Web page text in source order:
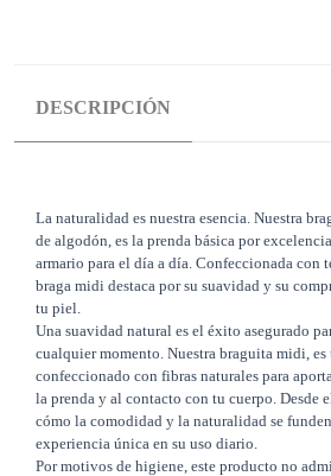
DESCRIPCIÓN
La naturalidad es nuestra esencia. Nuestra
de algodón, es la prenda básica por
armario para el día a día. Confeccionada con
braga midi destaca por su suavidad y su
tu piel.
Una suavidad natural es el éxito asegurado
cualquier momento. Nuestra braguita midi,
confeccionado con fibras naturales para
la prenda y al contacto con tu cuerpo. Desde
cómo la comodidad y la naturalidad se
experiencia única en su uso diario.
Por motivos de higiene, este producto no